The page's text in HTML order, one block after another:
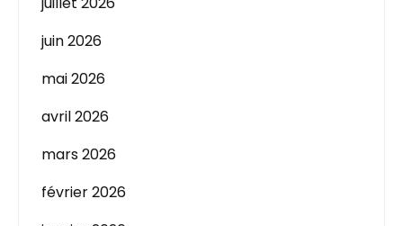
juin 2026
mai 2026
avril 2026
mars 2026
février 2026